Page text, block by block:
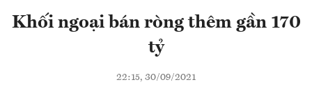
Khối ngoại bán ròng thêm gần 170
tỷ
22:15, 30/09/2021